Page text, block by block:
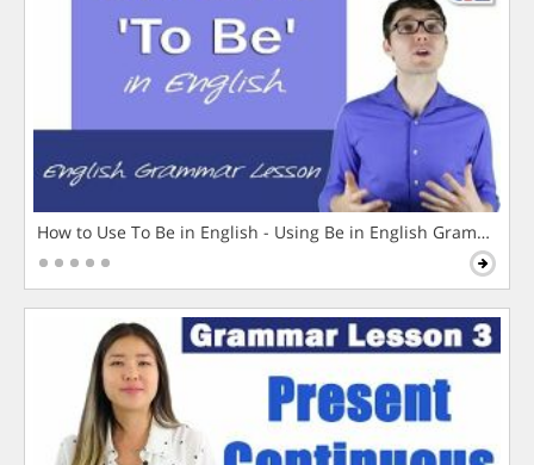
How to Use To Be in English - Using Be in English Grammar